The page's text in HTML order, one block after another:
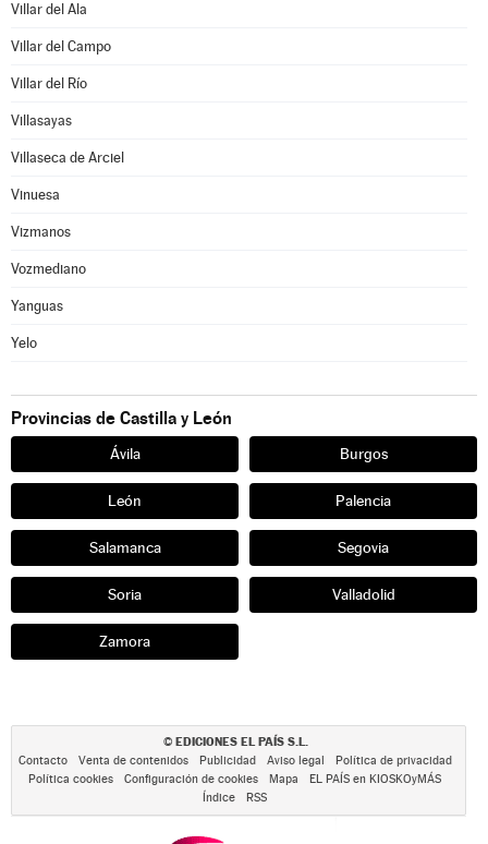
Villar del Ala
Villar del Campo
Villar del Río
Villasayas
Villaseca de Arciel
Vinuesa
Vizmanos
Vozmediano
Yanguas
Yelo
Provincias de Castilla y León
Ávila Burgos
León Palencia
Salamanca Segovia
Soria Valladolid
Zamora
© EDICIONES EL PAÍS S.L.
Contacto Venta de contenidos Publicidad Aviso legal
Política de privacidad
Política cookies
Configuración de cookies Mapa
EL PAÍS en KIOSKOyMÁS
Índice
RSS